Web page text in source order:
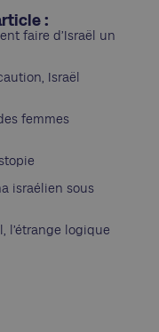
:
faire d’Israël un
Israël
femmes
israélien sous
l’étrange logique